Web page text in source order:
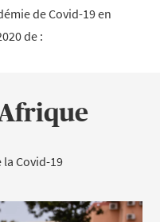
de Covid-19 en
de :
la Covid-19